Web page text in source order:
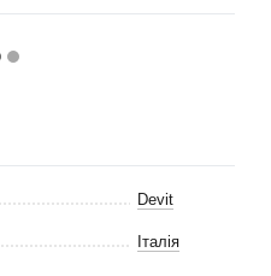
Devit
Італія